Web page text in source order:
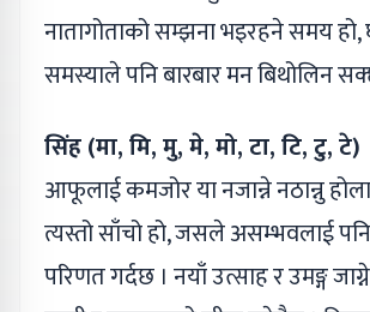
नातागोताको सम्झना भइरहने समय हो,
समस्याले पनि बारबार मन बिथोलिन
सिंह (मा, मि, मु, मे, मो, टा, टि, टु, टे)
आफूलाई कमजोर या नजान्ने नठान्नु
त्यस्तो साँचो हो, जसले असम्भवलाई
परिणत गर्दछ । नयाँ उत्साह र उमङ्ग